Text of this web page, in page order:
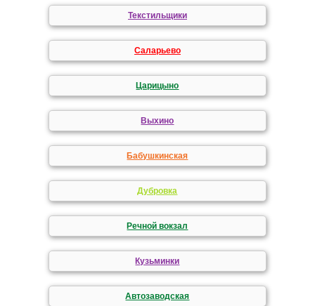
Текстильщики
Саларьево
Царицыно
Выхино
Бабушкинская
Дубровка
Речной вокзал
Кузьминки
Автозаводская